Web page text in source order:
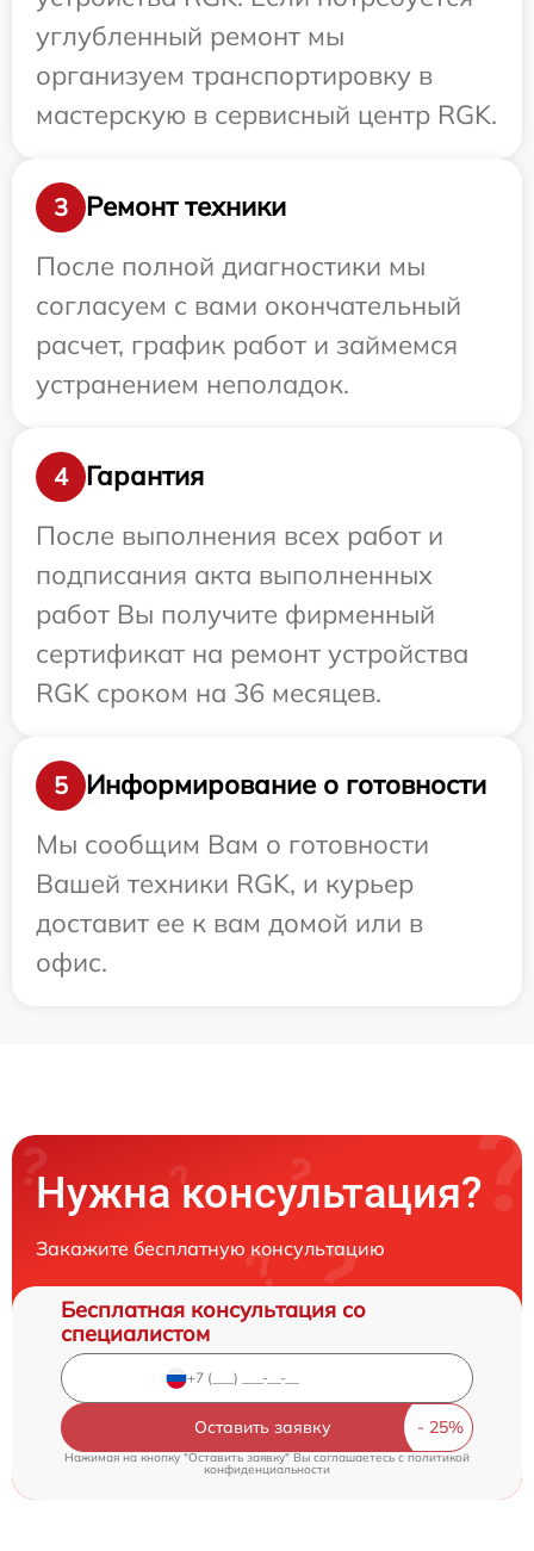
углубленный ремонт мы
организуем транспортировку в
мастерскую в сервисный центр RGK.
3
Ремонт техники
После полной диагностики мы
согласуем с вами окончательный
расчет, график работ и займемся
устранением неполадок.
4
Гарантия
После выполнения всех работ и
подписания акта выполненных
работ Вы получите фирменный
сертификат на ремонт устройства
RGK сроком на 36 месяцев.
5
Информирование о готовности
Мы сообщим Вам о готовности
Вашей техники RGK, и курьер
доставит ее к вам домой или в
офис.
Нужна консультация?
Закажите бесплатную консультацию
Бесплатная консультация со
специалистом
Оставить заявку
Нажимая на кнопку "Оставить заявку" Вы соглашаетесь cполитикой
конфиденциальности